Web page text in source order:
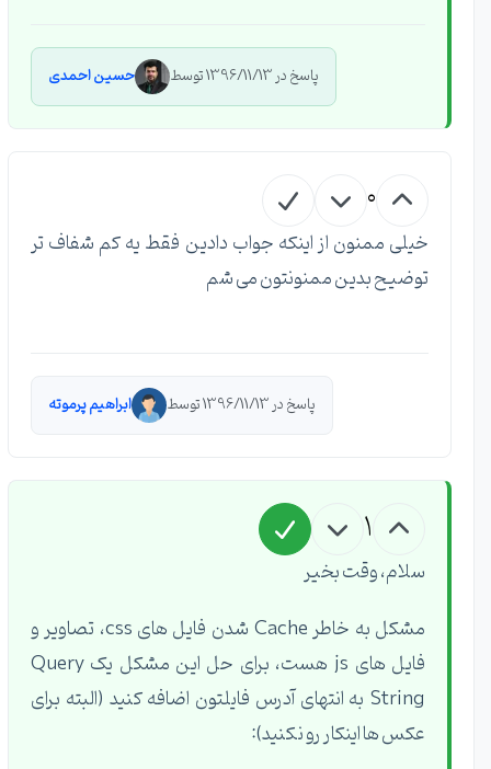
پاسخ در 1396/11/13 توسط حسین احمدی
خیلی ممنون از اینکه جواب دادین فقط یه کم شفاف تر
توضیح بدین ممنونتون می شم
پاسخ در 1396/11/13 توسط ابراهیم پرموته
سلام، وقت بخیر
مشکل به خاطر Cache شدن فایل های css، تصاویر و
فایل های js هست، برای حل این مشکل یک Query
String به انتهای آدرس فایلتون اضافه کنید (البته برای
عکس ها اینکار رو نکنید):